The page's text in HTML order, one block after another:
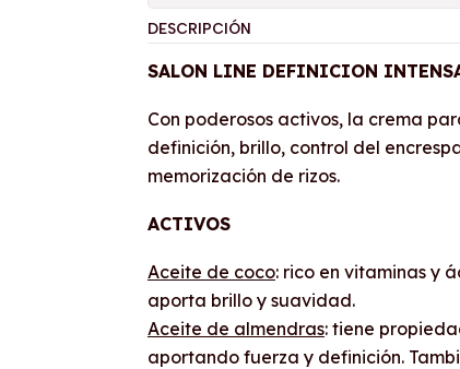
DESCRIPCIÓN
SALON LINE DEFINICION
Con poderosos activos, la crema
definición, brillo, control del
memorización de rizos.
ACTIVOS
Aceite de coco: rico en vitaminas y
aporta brillo y suavidad.
Aceite de almendras: tiene
aportando fuerza y definición.